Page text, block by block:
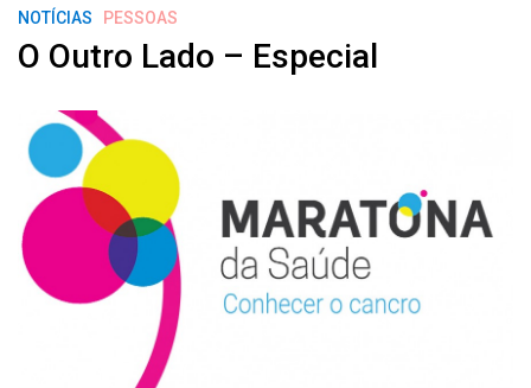
NOTÍCIAS PESSOAS
O Outro Lado – Especial